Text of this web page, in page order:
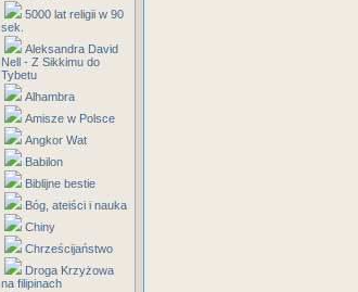
5000 lat religii w 90
sek.
Aleksandra David
Nell - Z Sikkimu do
Tybetu
Alhambra
Amisze w Polsce
Angkor Wat
Babilon
Biblijne bestie
Bóg, ateiści i nauka
Chiny
Chrześcijaństwo
Droga Krzyżowa
na filipinach